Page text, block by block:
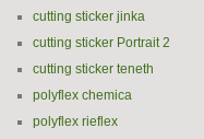
cutting sticker jinka
cutting sticker Portrait 2
cutting sticker teneth
polyflex chemica
polyflex rieflex